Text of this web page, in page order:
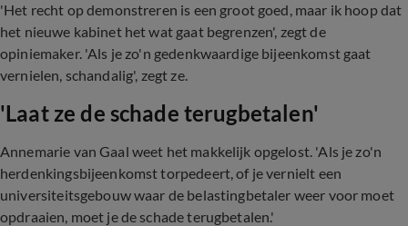
'Het recht op demonstreren is een groot goed, maar ik hoop dat
het nieuwe kabinet het wat gaat begrenzen', zegt de
opiniemaker. 'Als je zo'n gedenkwaardige bijeenkomst gaat
vernielen, schandalig', zegt ze.
'Laat ze de schade terugbetalen'
Annemarie van Gaal weet het makkelijk opgelost. 'Als je zo'n
herdenkingsbijeenkomst torpedeert, of je vernielt een
universiteitsgebouw waar de belastingbetaler weer voor moet
opdraaien, moet je de schade terugbetalen.'